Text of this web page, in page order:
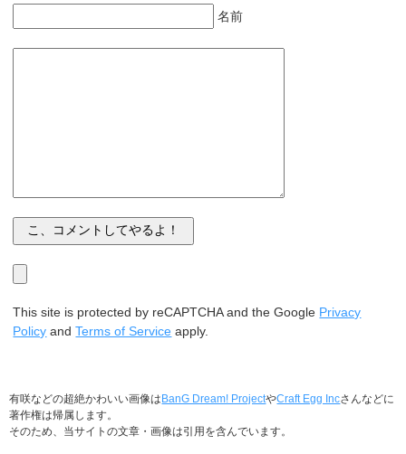
名前
This site is protected by reCAPTCHA and the Google Privacy
Policy andTerms of Service apply.
有咲などの超絶かわいい画像はBanG Dream! ProjectやCraft Egg Incさんなどに
著作権は帰属します。
そのため、当サイトの文章・画像は引用を含んでいます。